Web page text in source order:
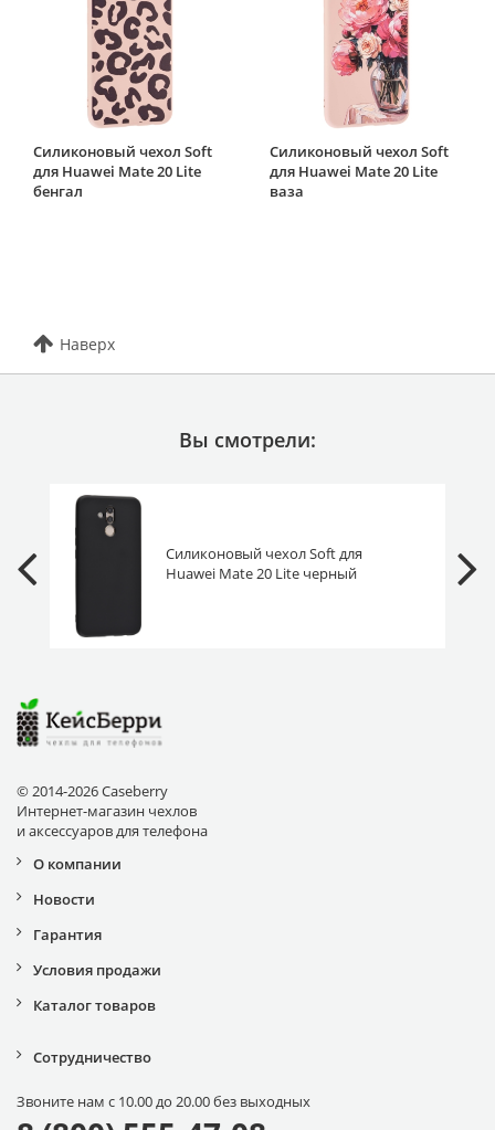
Силиконовый чехол Soft
для Huawei Mate 20 Lite
бенгал
Силиконовый чехол Soft
для Huawei Mate 20 Lite
ваза
Наверх
Вы смотрели:
Силиконовый чехол Soft для
Huawei Mate 20 Lite черный
© 2014-2026 Caseberry
Интернет-магазин чехлов
и аксессуаров для телефона
О компании
Новости
Гарантия
Условия продажи
Каталог товаров
Сотрудничество
Звоните нам с 10.00 до 20.00 без выходных